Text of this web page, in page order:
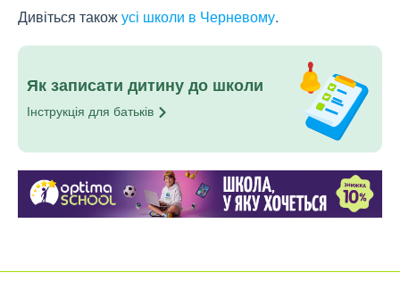
Дивіться такожусі школи в Черневому.
Як записати дитину до школи
Інструкція для батьків